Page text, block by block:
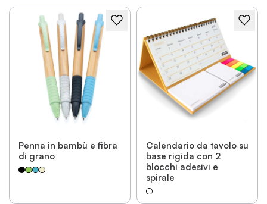
Penna in bambù e fibra
di grano
Calendario da tavolo su
base rigida con 2
blocchi adesivi e
spirale